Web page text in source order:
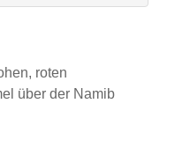
roten
über der Namib